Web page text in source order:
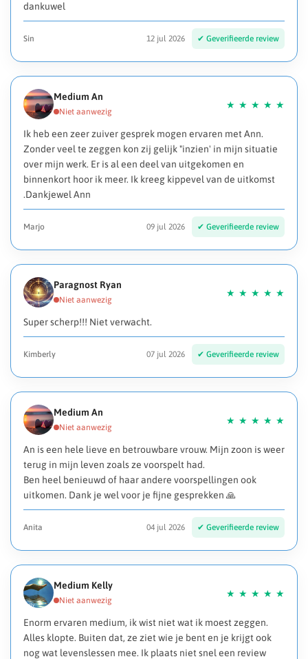
dankuwel
Sin 12 jul 2026
Medium An
Ik heb een zeer zuiver gesprek mogen ervaren met Ann.
Zonder veel te zeggen kon zij gelijk "inzien' in mijn situatie
over mijn werk. Er is al een deel van uitgekomen en
binnenkort hoor ik meer. Ik kreeg kippevel van de uitkomst
.Dankjewel Ann
Marjo 09 jul 2026
Paragnost Ryan
Super scherp!!! Niet verwacht.
Kimberly 07 jul 2026
Medium An
An is een hele lieve en betrouwbare vrouw. Mijn zoon is weer
terug in mijn leven zoals ze voorspelt had.
Ben heel benieuwd of haar andere voorspellingen ook
uitkomen. Dank je wel voor je fijne gesprekken 🙏
Anita 04 jul 2026
Medium Kelly
Enorm ervaren medium, ik wist niet wat ik moest zeggen.
Alles klopte. Buiten dat, ze ziet wie je bent en je krijgt ook
nog wat levenslessen mee. Ik plaats niet snel een review